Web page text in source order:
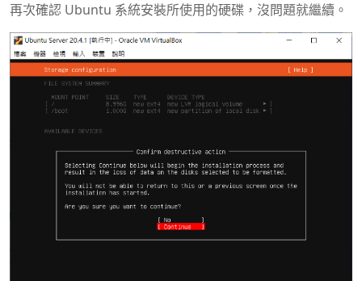
再次確認 Ubuntu 系統安裝所使用的硬碟，沒問題就繼續。